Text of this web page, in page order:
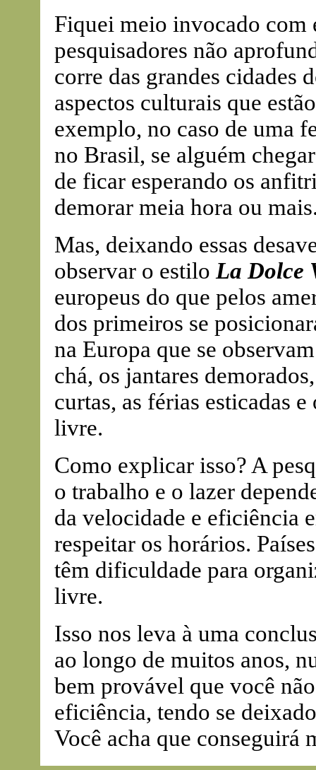
Fiquei meio invocado com
pesquisadores não
corre das grandes cidades
aspectos culturais que
exemplo, no caso de uma
no Brasil, se alguém
de ficar esperando os
demorar meia hora ou
Mas, deixando essas
observar o estilo La Dolce
europeus do que pelos
dos primeiros se
na Europa que se
chá, os jantares
curtas, as férias esticadas
livre.
Como explicar isso? A
o trabalho e o lazer
da velocidade e eficiência
respeitar os horários.
têm dificuldade para
livre.
Isso nos leva à uma
ao longo de muitos anos,
bem provável que você
eficiência, tendo se
Você acha que conseguirá